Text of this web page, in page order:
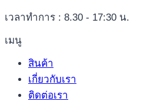
เวลาทำการ : 8.30 - 17:30 น.
เมนู
สินค้า
เกี่ยวกับเรา
ติดต่อเรา